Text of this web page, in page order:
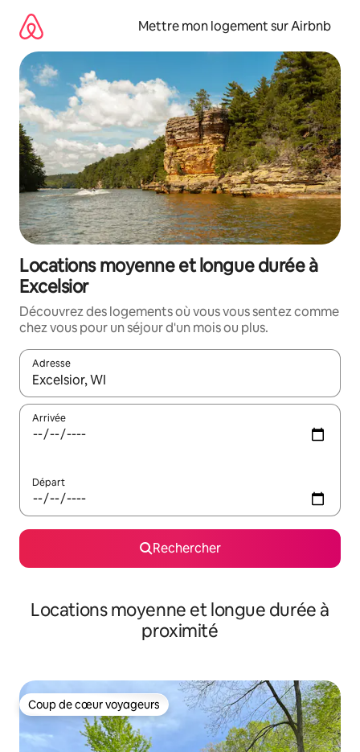
directement
contenu
Mettre mon logement sur Airbnb
Locations moyenne et longue durée à
Excelsior
Découvrez des logements où vous vous sentez comme
chez vous pour un séjour d'un mois ou plus.
Adresse
Lorsque les résultats s'affichent, utilisez les flèches vers le
Arrivée
Départ
Rechercher
Locations moyenne et longue durée à
proximité
Coup de cœur voyageurs
Coup de cœur voyageurs